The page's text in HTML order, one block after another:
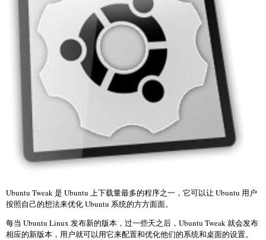
Ubuntu Tweak 是 Ubuntu 上下载量最多的程序之一，它可以让 Ubuntu 用户
按照自己的想法来优化 Ubuntu 系统的方方面面。
每当 Ubuntu Linux 发布新的版本，过一些天之后，Ubuntu Tweak 就会发布
相应的新版本，用户就可以用它来配置和优化他们的系统和桌面的设置。